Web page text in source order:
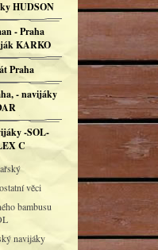
HUDSON
- Praha
KARKO
Praha
- navijáky
-SOL-
C
věci
bambusu
navijáky